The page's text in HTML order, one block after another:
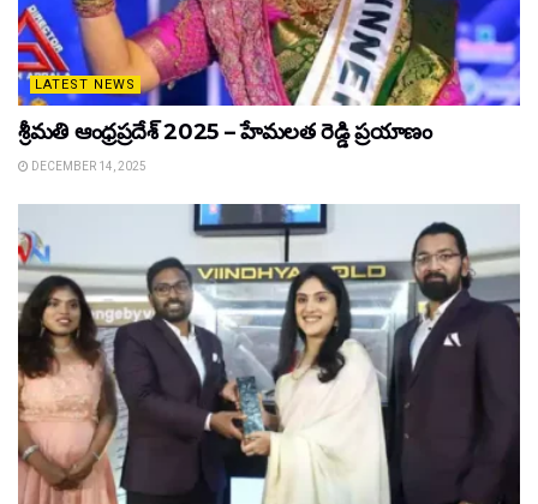
LATEST NEWS
శ్రీమతి ఆంధ్రప్రదేశ్ 2025 – హేమలత రెడ్డి ప్రయాణం
DECEMBER 14, 2025